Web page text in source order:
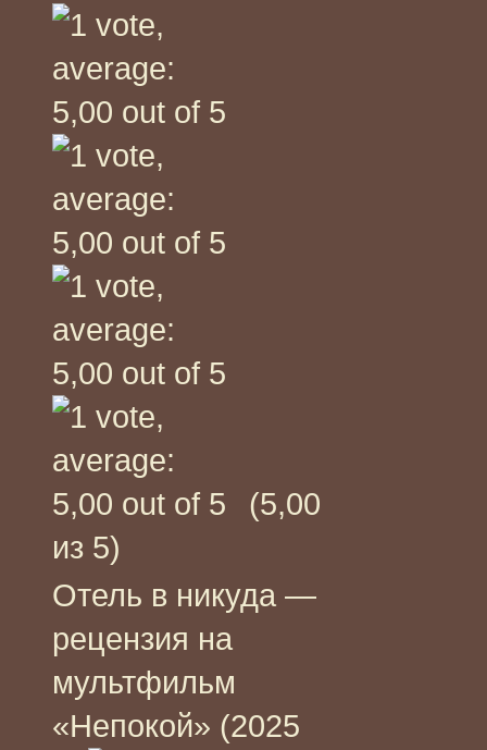
(5,00
из 5)
Отель в никуда —
рецензия на
мультфильм
«Непокой» (2025